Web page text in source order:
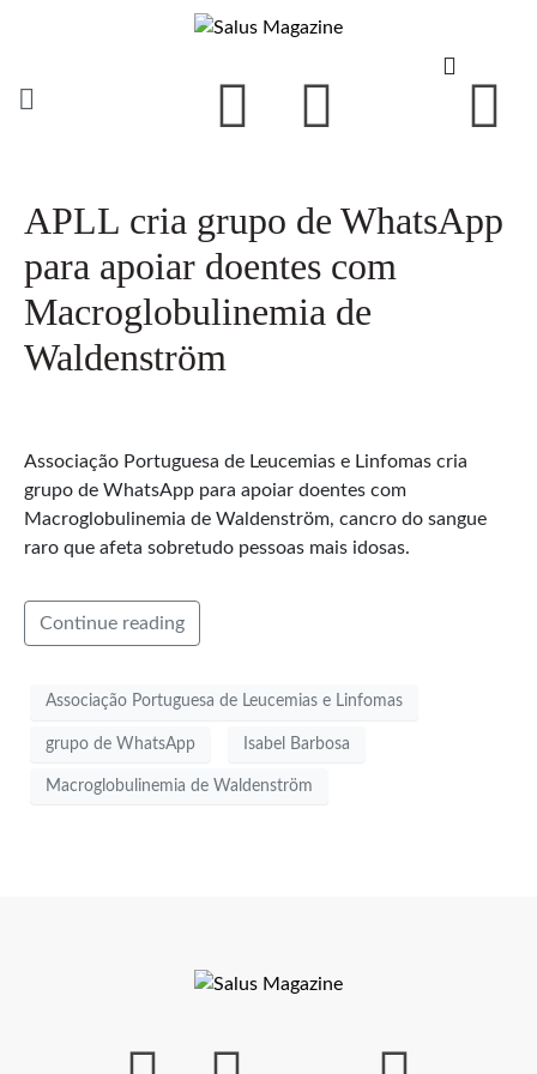
APLL cria grupo de WhatsApp
para apoiar doentes com
Macroglobulinemia de
Waldenström
Associação Portuguesa de Leucemias e Linfomas cria
grupo de WhatsApp para apoiar doentes com
Macroglobulinemia de Waldenström, cancro do sangue
raro que afeta sobretudo pessoas mais idosas.
Continue reading
Associação Portuguesa de Leucemias e Linfomas
grupo de WhatsApp Isabel Barbosa
Macroglobulinemia de Waldenström